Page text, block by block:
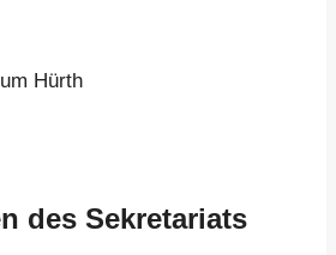
Hürth
des Sekretariats